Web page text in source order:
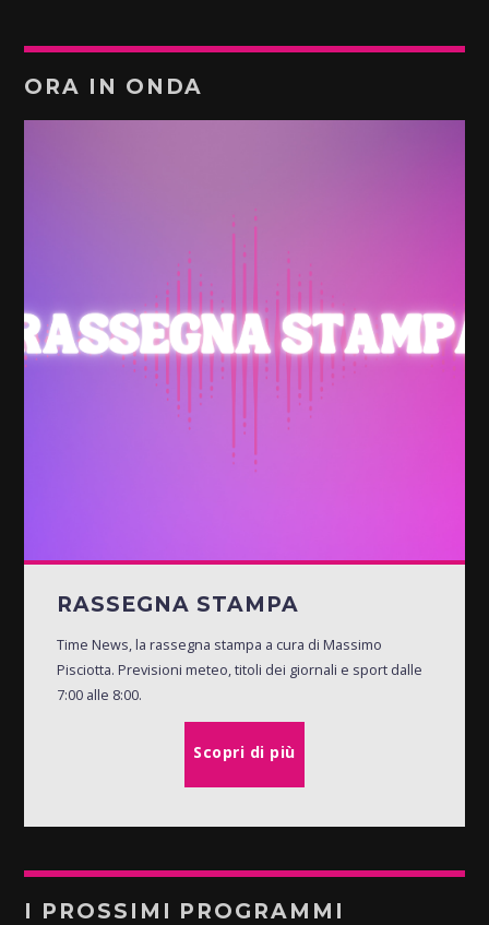
ORA IN ONDA
RASSEGNA STAMPA
Time News, la rassegna stampa a cura di Massimo
Pisciotta. Previsioni meteo, titoli dei giornali e sport dalle
7:00 alle 8:00.
Scopri di più
I PROSSIMI PROGRAMMI